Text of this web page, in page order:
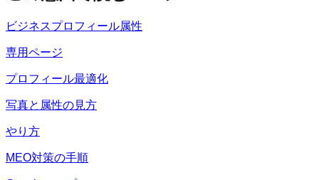
ビジネスプロフィール属性
専用ページ
プロフィール最適化
写真と属性の見方
やり方
MEO対策の手順